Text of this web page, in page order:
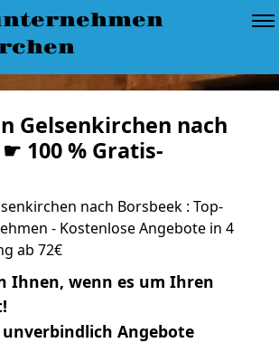
Gelsenkirchen nach
100 % Gratis-
nach Borsbeek : Top-
- Kostenlose Angebote in 4
ab 72€
Ihnen, wenn es um Ihren
unverbindlich Angebote